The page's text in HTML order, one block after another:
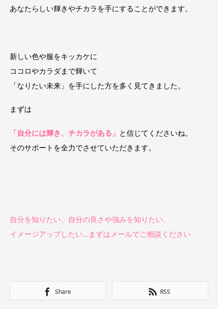
あなたらしい輝きやチカラを手にすることができます。
新しい色や服をキッカケに
ココロやカラダまで輝いて
「なりたい未来」を手にした方を多く見てきました。
まずは
「自分には輝き、チカラがある」 と信じてくださいね。
そのサポートを全力でさせていただきます。
自分を知りたい、自分の良さや強みを知りたい、
イメージアップしたい…まずはメールでご相談ください
Share RSS